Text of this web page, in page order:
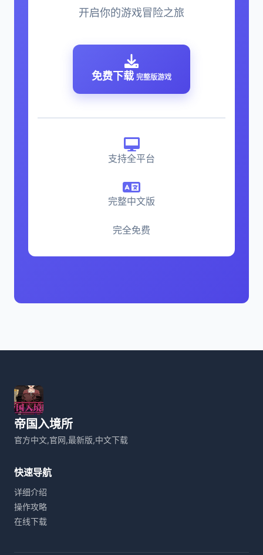
开启你的游戏冒险之旅
免费下载 完整版游戏
支持全平台
完整中文版
完全免费
帝国入境所
官方中文,官网,最新版,中文下载
快速导航
详细介绍
操作攻略
在线下载